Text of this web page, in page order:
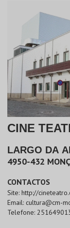
CARTÕES
PRODUTOS
CINE
LARGO DA
4950-432
CONTACTOS
Site: http://
Email: cultura@cm-
Telefone: